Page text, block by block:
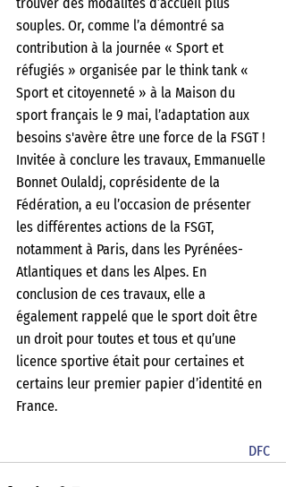
souples. Or, comme l’a démontré sa
contribution à la journée « Sport et
réfugiés » organisée par le think tank «
Sport et citoyenneté » à la Maison du
sport français le 9 mai, l’adaptation aux
besoins s'avère être une force de la FSGT !
Invitée à conclure les travaux, Emmanuelle
Bonnet Oulaldj, coprésidente de la
Fédération, a eu l’occasion de présenter
les différentes actions de la FSGT,
notamment à Paris, dans les Pyrénées-
Atlantiques et dans les Alpes. En
conclusion de ces travaux, elle a
également rappelé que le sport doit être
un droit pour toutes et tous et qu’une
licence sportive était pour certaines et
certains leur premier papier d’identité en
France.
DFC